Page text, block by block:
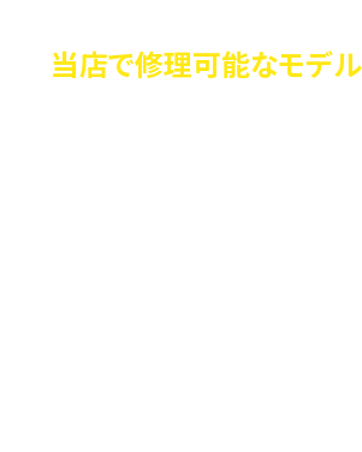
当店で修理可能なモデル